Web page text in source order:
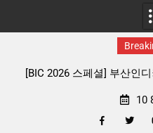
출품 인디 리듬
판타지 케이
10